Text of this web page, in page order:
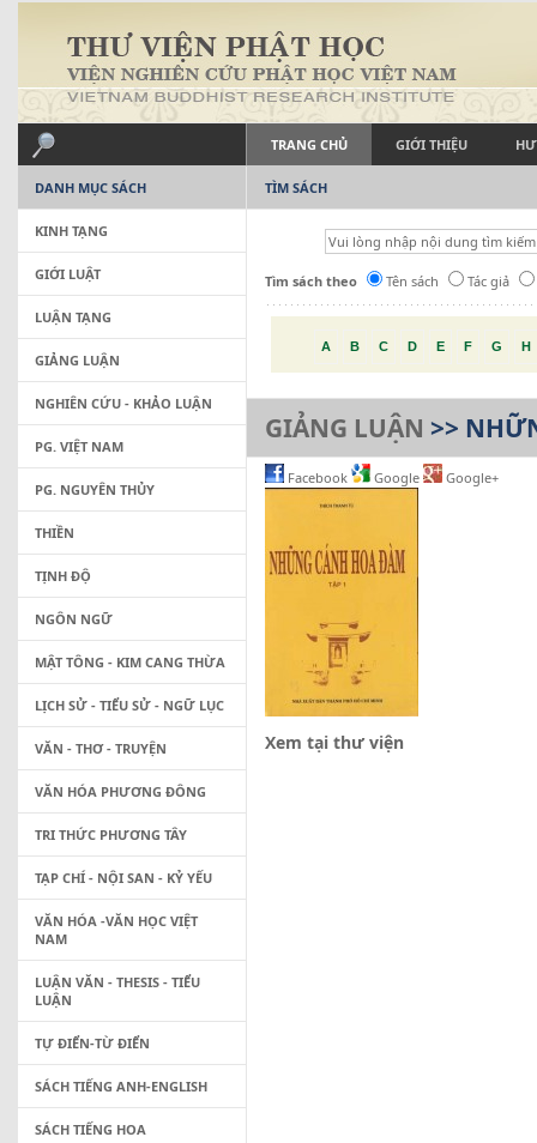
TRANG CHỦ GIỚI THIỆU
TÌM SÁCH
Tìm sách theo Tên sách Tác giả
A B C D E F G H
GIẢNG LUẬN >>
Facebook Google Google+
Xem tại thư viện
DANH MỤC SÁCH
KINH TẠNG
GIỚI LUẬT
LUẬN TẠNG
GIẢNG LUẬN
NGHIÊN CỨU - KHẢO LUẬN
PG. VIỆT NAM
PG. NGUYÊN THỦY
THIỀN
TỊNH ĐỘ
NGÔN NGỮ
MẬT TÔNG - KIM CANG THỪA
LỊCH SỬ - TIỂU SỬ - NGỮ LỤC
VĂN - THƠ - TRUYỆN
VĂN HÓA PHƯƠNG ĐÔNG
TRI THỨC PHƯƠNG TÂY
TẠP CHÍ - NỘI SAN - KỶ YẾU
VĂN HÓA -VĂN HỌC VIỆT
NAM
LUẬN VĂN - THESIS - TIỂU
LUẬN
TỰ ĐIỂN-TỪ ĐIỂN
SÁCH TIẾNG ANH-ENGLISH
SÁCH TIẾNG HOA